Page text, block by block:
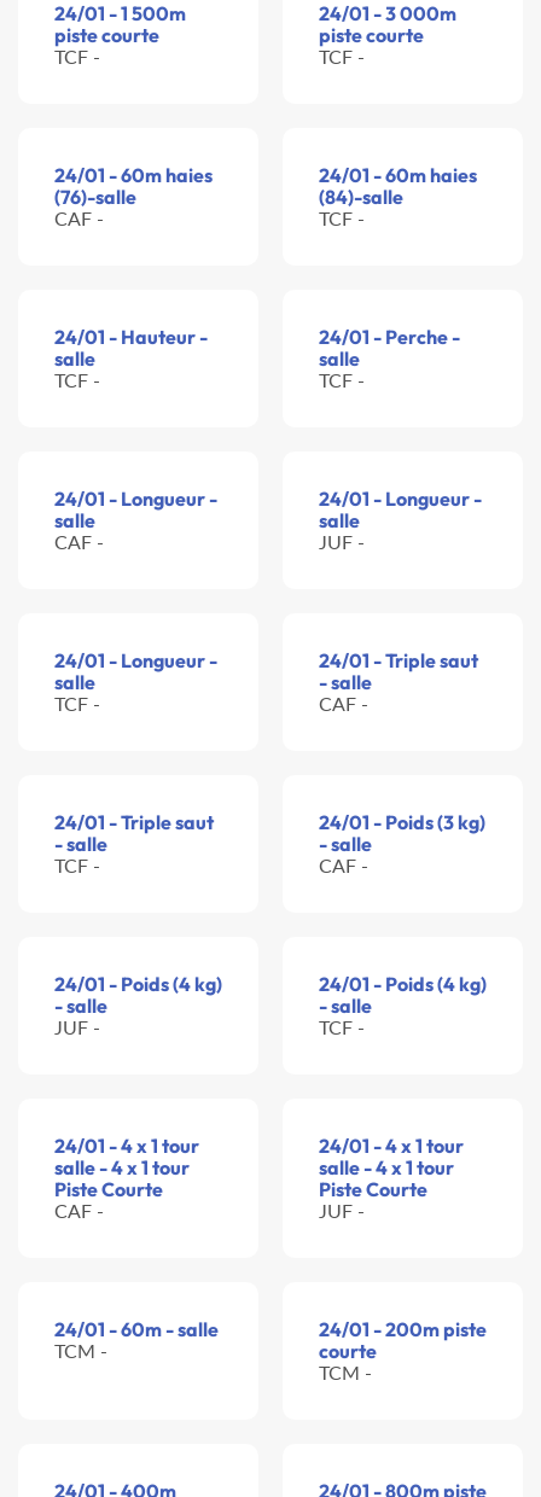
24/01 - 1 500m
piste courte
TCF -
24/01 - 3 000m
piste courte
TCF -
24/01 - 60m haies
(76)-salle
CAF -
24/01 - 60m haies
(84)-salle
TCF -
24/01 - Hauteur -
salle
TCF -
24/01 - Perche -
salle
TCF -
24/01 - Longueur -
salle
CAF -
24/01 - Longueur -
salle
JUF -
24/01 - Longueur -
salle
TCF -
24/01 - Triple saut
- salle
CAF -
24/01 - Triple saut
- salle
TCF -
24/01 - Poids (3 kg)
- salle
CAF -
24/01 - Poids (4 kg)
- salle
JUF -
24/01 - Poids (4 kg)
- salle
TCF -
24/01 - 4 x 1 tour
salle - 4 x 1 tour
Piste Courte
CAF -
24/01 - 4 x 1 tour
salle - 4 x 1 tour
Piste Courte
JUF -
24/01 - 60m - salle
TCM -
24/01 - 200m piste
courte
TCM -
24/01 - 400m 24/01 - 800m piste